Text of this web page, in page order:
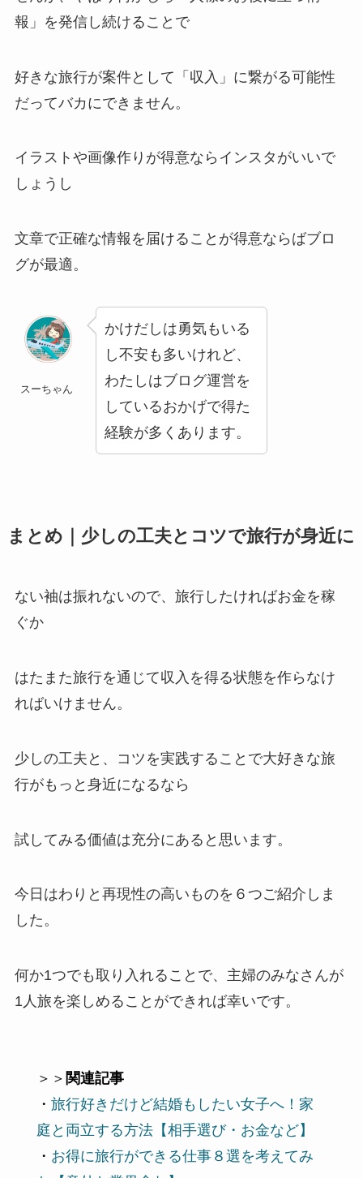
報」を発信し続けることで
好きな旅行が案件として「収入」に繋がる可能性
だってバカにできません。
イラストや画像作りが得意ならインスタがいいで
しょうし
文章で正確な情報を届けることが得意ならばブロ
グが最適。
スーちゃん
かけだしは勇気もいる
し不安も多いけれど、
わたしはブログ運営を
しているおかげで得た
経験が多くあります。
まとめ｜少しの工夫とコツで旅行が身近に
ない袖は振れないので、旅行したければお金を稼
ぐか
はたまた旅行を通じて収入を得る状態を作らなけ
ればいけません。
少しの工夫と、コツを実践することで大好きな旅
行がもっと身近になるなら
試してみる価値は充分にあると思います。
今日はわりと再現性の高いものを６つご紹介しま
した。
何か1つでも取り入れることで、主婦のみなさんが
1人旅を楽しめることができれば幸いです。
＞＞ 関連記事
・ 旅行好きだけど結婚もしたい女子へ！家
庭と両立する方法【相手選び・お金など】
・ お得に旅行ができる仕事８選を考えてみ